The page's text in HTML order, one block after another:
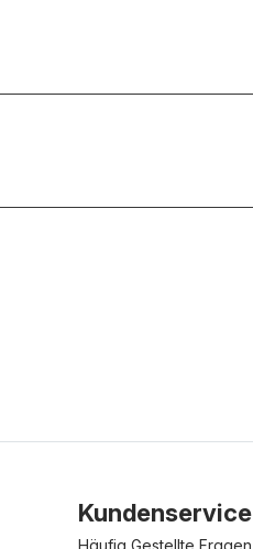
Kundenservice
Häufig Gestellte Fragen